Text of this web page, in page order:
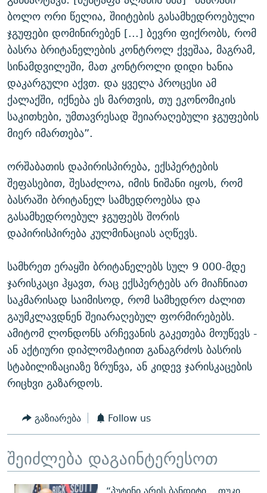
ბოლო ორი წელია, შიიტების გასამხედროებული
ჯგუფები დომინირებენ [...] ბევრი ფიქრობს, რომ
ბასრა ბრიტანელების კონტროლ ქვეშაა, მაგრამ,
სინამდვილეში, მათ კონტროლი დიდი ხანია
დაკარგული აქვთ. და ყველა პროცესი ამ
ქალაქში, იქნება ეს მართვის, თუ ეკონომიკის
საკითხები, უმთავრესად შეიარაღებული ჯგუფების
მიერ იმართება”.
ორშაბათის დაპირისპირება, ექსპერტების
შეფასებით, შესაძლოა, იმის ნიშანი იყოს, რომ
ბასრაში ბრიტანელ სამხედროებსა და
გასამხედროებულ ჯგუფებს შორის
დაპირისპირება კულმინაციას აღწევს.
სამხრეთ ერაყში ბრიტანელებს სულ 9 000-მდე
ჯარისკაცი ჰყავთ, რაც ექსპერტებს არ მიაჩნიათ
საკმარისად საიმისოდ, რომ სამხედრო ძალით
გაუმკლავდნენ შეიარაღებულ ფორმირებებს.
ამიტომ ლონდონს არჩევანის გაკეთება მოუწევს -
ან აქტიური დიპლომატიით განაგრძოს ბასრის
სტაბილიზაციაზე ზრუნვა, ან კიდევ ჯარისკაცების
რიცხვი გაზარდოს.
გაზიარება Follow us
შეიძლება დაგაინტერესოთ